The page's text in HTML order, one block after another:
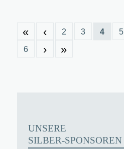
« ‹ 2 3 4 5
6 › »
UNSERE
SILBER-SPONSOREN